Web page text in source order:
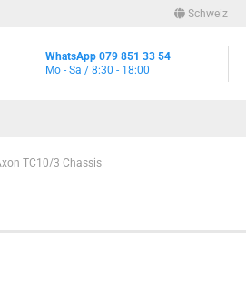
Schweiz
WhatsApp 079 851 33 54
Mo - Sa / 8:30 - 18:00
TC10/3 Chassis